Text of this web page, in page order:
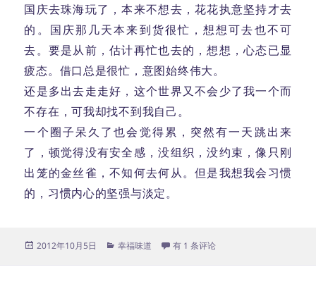
国庆去珠海玩了，本来不想去，花花执意坚持才去
的。国庆那几天本来到货很忙，想想可去也不可
去。要是从前，估计再忙也去的，想想，心态已显
疲态。借口总是很忙，意图始终伟大。
还是多出去走走好，这个世界又不会少了我一个而
不存在，可我却找不到我自己。
一个圈子呆久了也会觉得累，突然有一天跳出来
了，顿觉得没有安全感，没组织，没约束，像只刚
出笼的金丝雀，不知何去何从。但是我想我会习惯
的，习惯内心的坚强与淡定。
发
2012年10月5日
分
幸福味道 国庆杂想
有 1 条评论